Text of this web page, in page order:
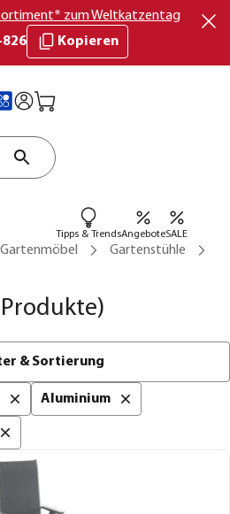
zum Weltkatzentag
Kopieren
Tipps & TrendsAngeboteSALE
Gartenmöbel
Gartenstühle
& Sortierung
Aluminium